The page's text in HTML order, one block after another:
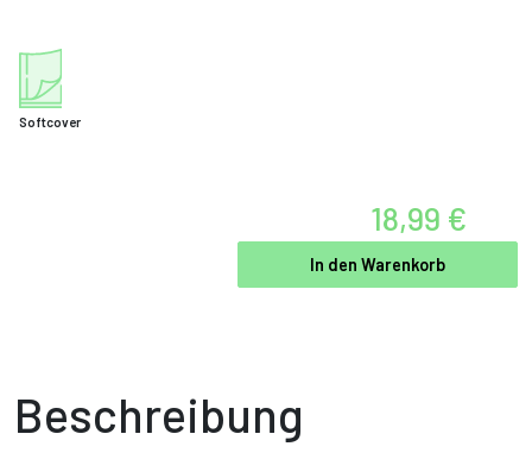
Softcover
18,99 €
In den Warenkorb
Beschreibung